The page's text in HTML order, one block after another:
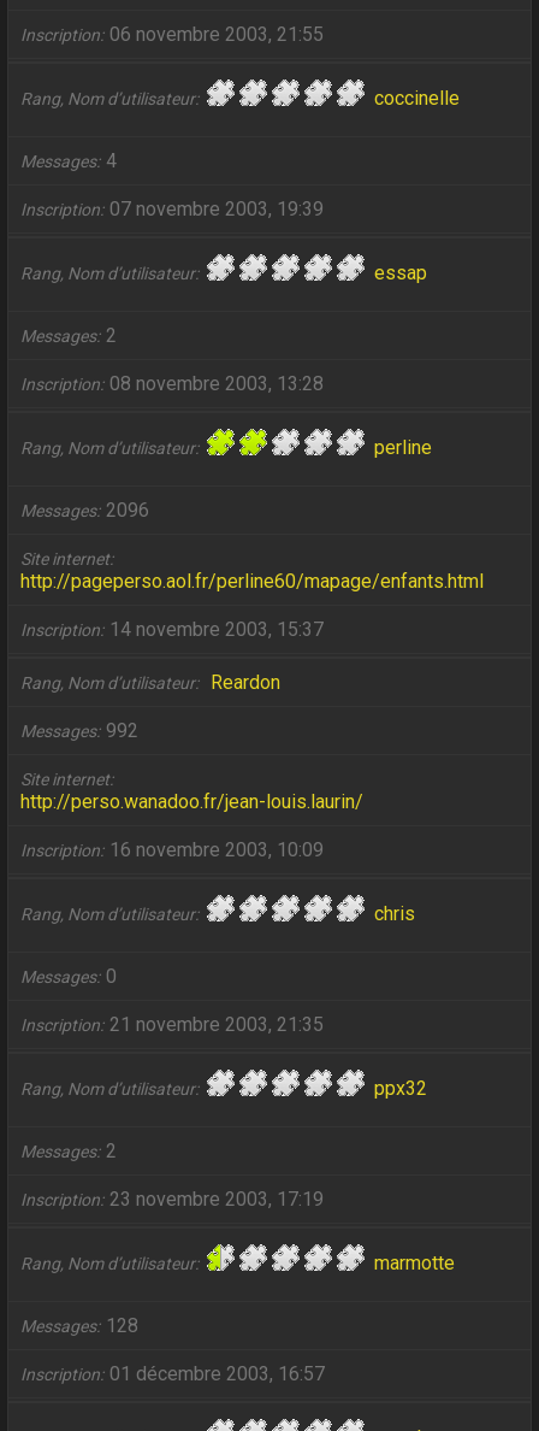
Inscription 06 novembre 2003, 21:55
Rang, Nom d’utilisateur coccinelle
Messages 4
Inscription 07 novembre 2003, 19:39
Rang, Nom d’utilisateur essap
Messages 2
Inscription 08 novembre 2003, 13:28
Rang, Nom d’utilisateur perline
Messages 2096
Site internet
http://pageperso.aol.fr/perline60/mapage/enfants.html
Inscription 14 novembre 2003, 15:37
Rang, Nom d’utilisateur Reardon
Messages 992
Site internet
http://perso.wanadoo.fr/jean-louis.laurin/
Inscription 16 novembre 2003, 10:09
Rang, Nom d’utilisateur chris
Messages 0
Inscription 21 novembre 2003, 21:35
Rang, Nom d’utilisateur ppx32
Messages 2
Inscription 23 novembre 2003, 17:19
Rang, Nom d’utilisateur marmotte
Messages 128
Inscription 01 décembre 2003, 16:57